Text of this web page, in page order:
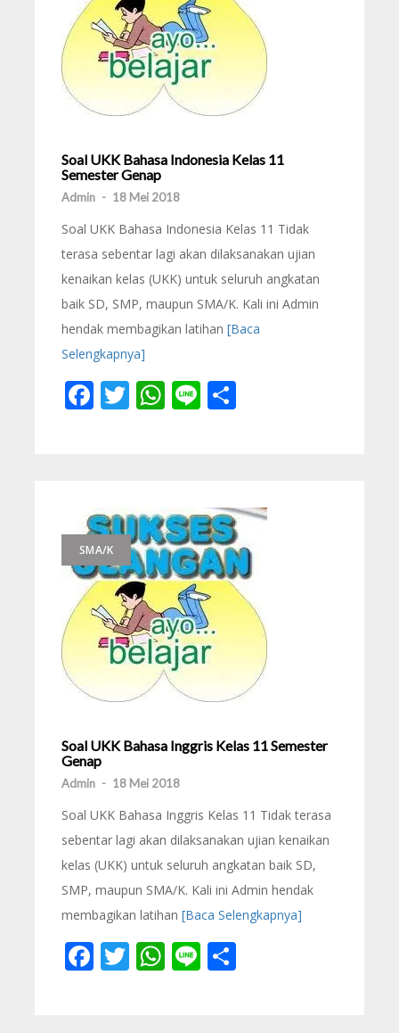
Soal UKK Bahasa Indonesia Kelas 11
Semester Genap
Admin - 18 Mei 2018
Soal UKK Bahasa Indonesia Kelas 11 Tidak
terasa sebentar lagi akan dilaksanakan ujian
kenaikan kelas (UKK) untuk seluruh angkatan
baik SD, SMP, maupun SMA/K. Kali ini Admin
hendak membagikan latihan [Baca
Selengkapnya]
Facebook
Twitter
WhatsApp
Line
SMA/K
Soal UKK Bahasa Inggris Kelas 11 Semester
Genap
Admin - 18 Mei 2018
Soal UKK Bahasa Inggris Kelas 11 Tidak terasa
sebentar lagi akan dilaksanakan ujian kenaikan
kelas (UKK) untuk seluruh angkatan baik SD,
SMP, maupun SMA/K. Kali ini Admin hendak
membagikan latihan [Baca Selengkapnya]
Facebook
Twitter
WhatsApp
Line